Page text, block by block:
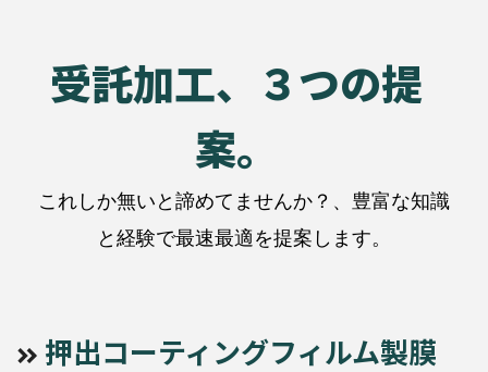
受託加工、３つの提
案。
これしか無いと諦めてませんか？、豊富な知識
と経験で最速最適を提案します。
押出コーティングフィルム製膜